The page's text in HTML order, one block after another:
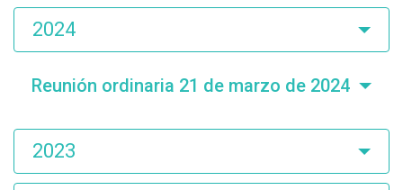
2024
Reunión ordinaria 21 de marzo de 2024
2023